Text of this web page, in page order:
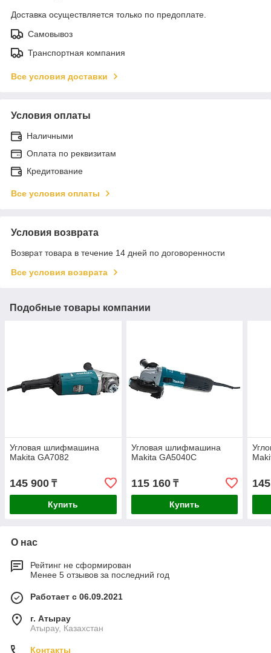
Доставка осуществляется только по предоплате.
Самовывоз
Транспортная компания
Все условия доставки
Условия оплаты
Наличными
Оплата по реквизитам
Кредитование
Все условия оплаты
Условия возврата
Возврат товара в течение 14 дней по договоренности
Все условия возврата
Подобные товары компании
Угловая шлифмашина
Makita GA7082
145 900 ₸
Купить
Угловая шлифмашина
Makita GA5040C
115 160₸
Купить
О нас
Рейтинг не сформирован
Менее 5 отзывов за последний год
Работает с 06.09.2021
г. Атырау
Атырау, Казахстан
Контакты